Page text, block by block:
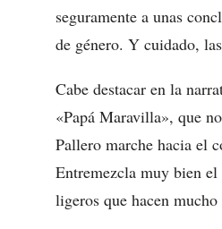
seguramente a unas
de género. Y cuidado,
Cabe destacar en la
«Papá Maravilla», que
Pallero marche hacia el
Entremezcla muy bien
ligeros que hacen